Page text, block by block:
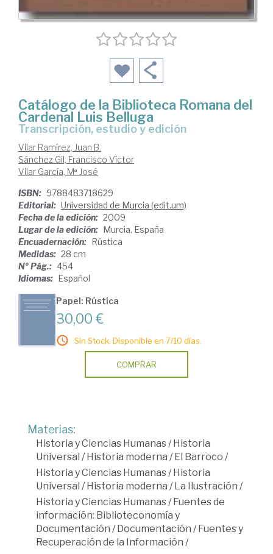
Catálogo de la Biblioteca Romana del
Cardenal Luis Belluga
transcripción, estudio y edición
Vilar Ramírez, Juan B.
Sánchez Gil, Francisco Víctor
Vilar García, Mª José
ISBN: 9788483718629
Editorial: Universidad de Murcia (edit.um)
Fecha de la edición: 2009
Lugar de la edición: Murcia. España
Encuadernación: Rústica
Medidas: 28 cm
Nº Pág.: 454
Idiomas: Español
Papel: Rústica
30,00 €
Sin Stock. Disponible en 7/10 días.
COMPRAR
Materias:
Historia y Ciencias Humanas/Historia
Universal /Historia moderna /El Barroco /
Historia y Ciencias Humanas/Historia
Universal /Historia moderna /La Ilustración /
Historia y Ciencias Humanas/Fuentes de
información: Biblioteconomía y
Documentación /Documentación /Fuentes y
Recuperación de la Información /